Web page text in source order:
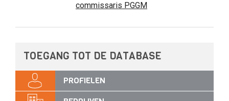
commissaris PGGM
TOEGANG TOT DE DATABASE
PROFIELEN